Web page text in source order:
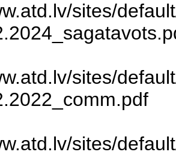
sites/
sites/
sites/